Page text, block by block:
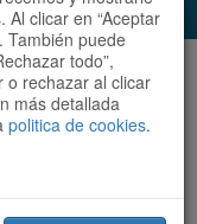
por: Más recientes /
clicar en “Aceptar
También puede
todo”,
o rechazar al clicar
más detallada
politica de cookies.